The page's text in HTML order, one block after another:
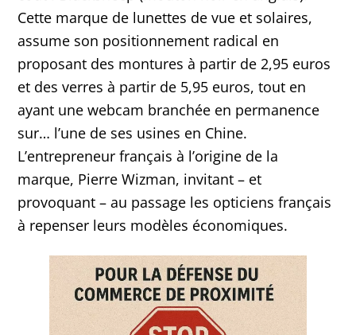
Cette marque de lunettes de vue et solaires,
assume son positionnement radical en
proposant des montures à partir de 2,95 euros
et des verres à partir de 5,95 euros, tout en
ayant une webcam branchée en permanence
sur… l’une de ses usines en Chine.
L’entrepreneur français à l’origine de la
marque, Pierre Wizman, invitant – et
provoquant – au passage les opticiens français
à repenser leurs modèles économiques.